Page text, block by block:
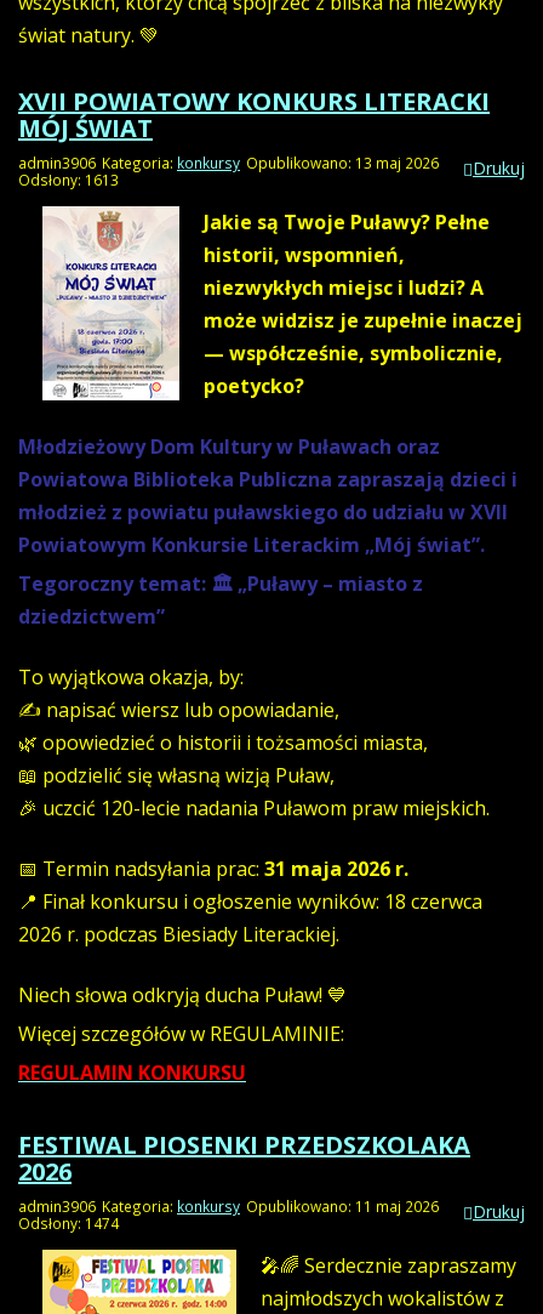
świat natury. 💚
XVII POWIATOWY KONKURS LITERACKI
MÓJ ŚWIAT
Drukuj
admin3906 Kategoria: konkursy Opublikowano: 13 maj 2026
Odsłony: 1613
Jakie są Twoje Puławy? Pełne
historii, wspomnień,
niezwykłych miejsc i ludzi? A
może widzisz je zupełnie inaczej
— współcześnie, symbolicznie,
poetycko?
Młodzieżowy Dom Kultury w Puławach oraz
Powiatowa Biblioteka Publiczna zapraszają dzieci i
młodzież z powiatu puławskiego do udziału w XVII
Powiatowym Konkursie Literackim „Mój świat”.
Tegoroczny temat: 🏛️ „Puławy – miasto z
dziedzictwem”
To wyjątkowa okazja, by:
✍️ napisać wiersz lub opowiadanie,
🌿 opowiedzieć o historii i tożsamości miasta,
📖 podzielić się własną wizją Puław,
🎉 uczcić 120-lecie nadania Puławom praw miejskich.
📅 Termin nadsyłania prac: 31 maja 2026 r.
📍 Finał konkursu i ogłoszenie wyników: 18 czerwca
2026 r. podczas Biesiady Literackiej.
Niech słowa odkryją ducha Puław! 💙
Więcej szczegółów w REGULAMINIE:
REGULAMIN KONKURSU
FESTIWAL PIOSENKI PRZEDSZKOLAKA
2026
Drukuj
admin3906 Kategoria: konkursy Opublikowano: 11 maj 2026
Odsłony: 1474
🎤🌈 Serdecznie zapraszamy
najmłodszych wokalistów z